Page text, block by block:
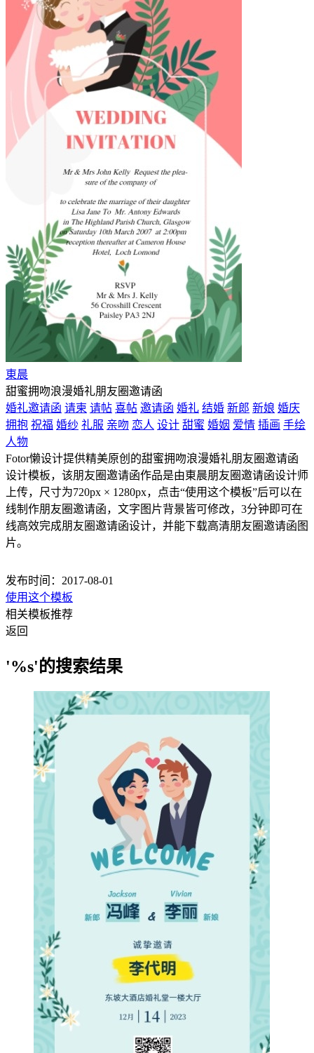
東晨
甜蜜拥吻浪漫婚礼朋友圈邀请函
婚礼邀请函 请柬 请帖 喜帖 邀请函 婚礼 结婚 新郎 新娘 婚庆
拥抱 祝福 婚纱 礼服 亲吻 恋人 设计 甜蜜 婚姻 爱情 插画 手绘
人物
Fotor懒设计提供精美原创的甜蜜拥吻浪漫婚礼朋友圈邀请函
设计模板，该朋友圈邀请函作品是由東晨朋友圈邀请函设计师
上传，尺寸为720px × 1280px，点击“使用这个模板”后可以在
线制作朋友圈邀请函，文字图片背景皆可修改，3分钟即可在
线高效完成朋友圈邀请函设计，并能下载高清朋友圈邀请函图
片。
发布时间：2017-08-01
使用这个模板
相关模板推荐
返回
'%s'的搜索结果